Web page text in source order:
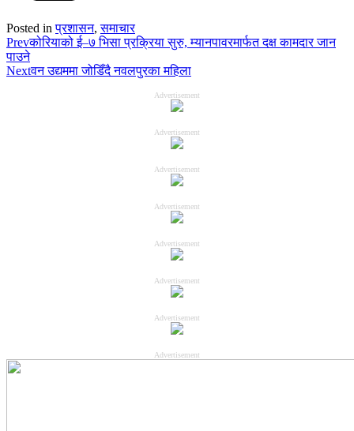
Posted inप्रशासन,समाचार
Prevकोरियाको ई–७ भिसा प्रक्रिया सुरु, म्यानपावरमार्फत दक्ष कामदार जान
पाउने
Nextवन उद्यममा जोडिँदै नवलपुरका महिला
Advertisement
Advertisement
Advertisement
Advertisement
Advertisement
Advertisement
Advertisement
Advertisement